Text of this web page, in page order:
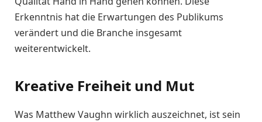
Erkenntnis hat die Erwartungen des Publikums
verändert und die Branche insgesamt
weiterentwickelt.
Kreative Freiheit und Mut
Was Matthew Vaughn wirklich auszeichnet, ist sein